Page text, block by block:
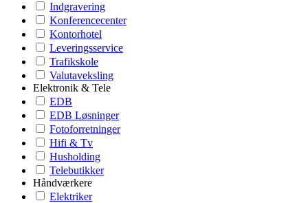
Indgravering
Konferencecenter
Kontorhotel
Leveringsservice
Trafikskole
Valutaveksling
Elektronik & Tele
EDB
EDB Løsninger
Fotoforretninger
Hifi & Tv
Husholding
Telebutikker
Håndværkere
Elektriker